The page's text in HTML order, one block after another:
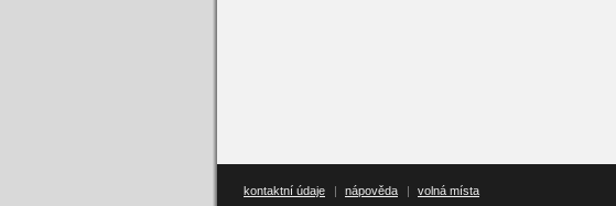
kontaktní údaje | nápověda | volná místa